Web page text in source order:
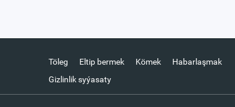
Töleg Eltip bermek Kömek
Habarlaşmak
Gizlinlik syýasaty